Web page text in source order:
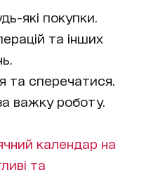
які покупки.
та інших
та сперечатися.
важку роботу.
календар на
та